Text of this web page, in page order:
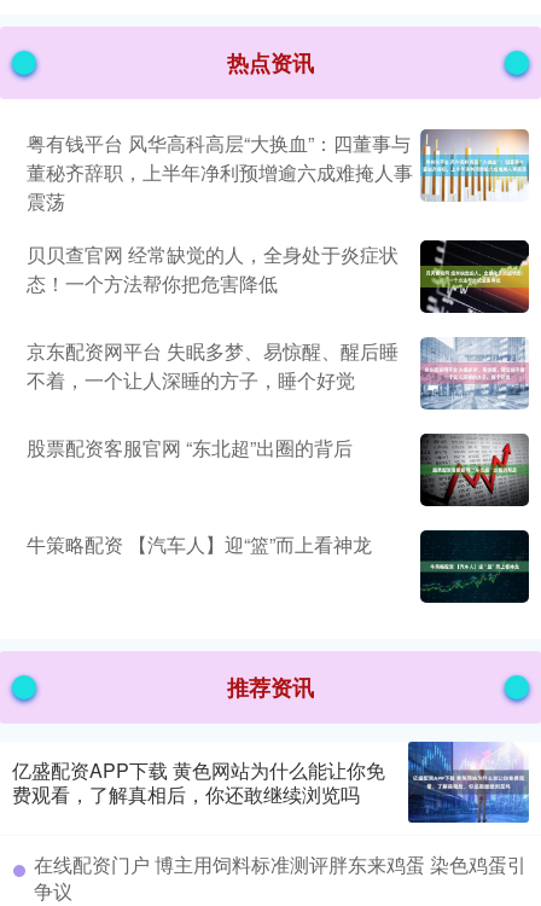
热点资讯
粤有钱平台 风华高科高层“大换血”：四董事与
董秘齐辞职，上半年净利预增逾六成难掩人事
震荡
贝贝查官网 经常缺觉的人，全身处于炎症状
态！一个方法帮你把危害降低
京东配资网平台 失眠多梦、易惊醒、醒后睡
不着，一个让人深睡的方子，睡个好觉
股票配资客服官网 “东北超”出圈的背后
牛策略配资 【汽车人】迎“篮”而上看神龙
推荐资讯
亿盛配资APP下载 黄色网站为什么能让你免
费观看，了解真相后，你还敢继续浏览吗
在线配资门户 博主用饲料标准测评胖东来鸡蛋 染色鸡蛋引
争议